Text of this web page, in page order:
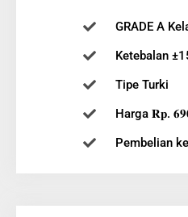
GRADE A
Ketebalan
Tipe Turki
Harga 𝐑𝐩.
Pembelian